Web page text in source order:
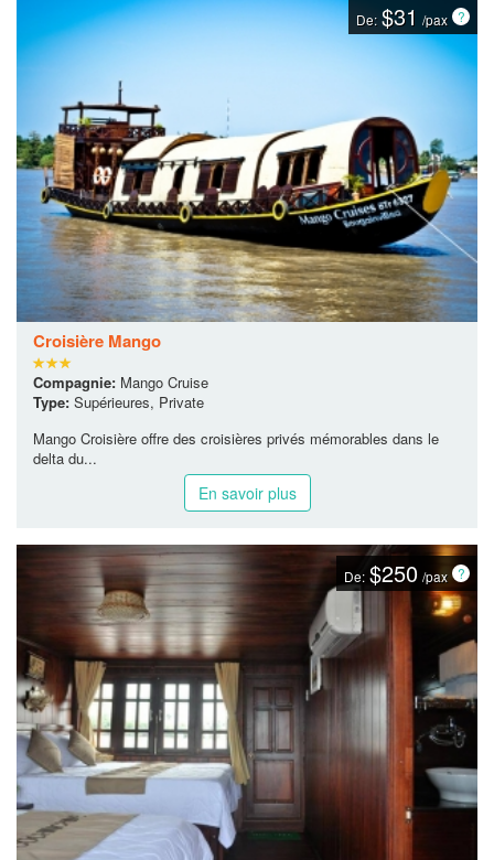
De: $31 /pax
Croisière Mango
Compagnie: Mango Cruise
Type: Supérieures, Private
Mango Croisière offre des croisières privés mémorables dans le
delta du...
En savoir plus
De: $250 /pax